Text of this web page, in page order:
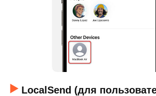
LocalSend (для